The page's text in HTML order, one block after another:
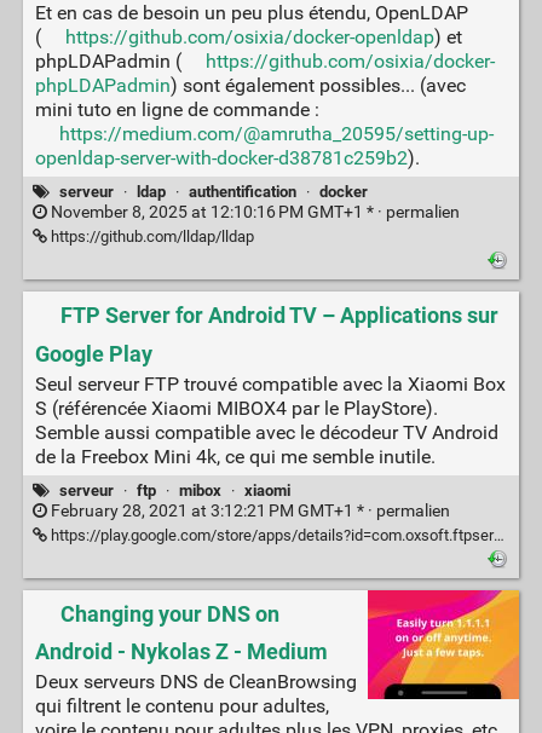
Et en cas de besoin un peu plus étendu, OpenLDAP
(
https://github.com/osixia/docker-openldap) et
phpLDAPadmin (
https://github.com/osixia/docker-
phpLDAPadmin) sont également possibles... (avec
mini tuto en ligne de commande :
https://medium.com/@amrutha_20595/setting-up-
openldap-server-with-docker-d38781c259b2).
serveur · ldap · authentification · docker
November 8, 2025 at 12:10:16 PM GMT+1 * · permalien
https://github.com/lldap/lldap
FTP Server for Android TV – Applications sur
Google Play
Seul serveur FTP trouvé compatible avec la Xiaomi Box
S (référencée Xiaomi MIBOX4 par le PlayStore).
Semble aussi compatible avec le décodeur TV Android
de la Freebox Mini 4k, ce qui me semble inutile.
serveur · ftp · mibox · xiaomi
February 28, 2021 at 3:12:21 PM GMT+1 * · permalien
https://play.google.com/store/apps/details?id=com.oxsoft.ftpserver
Changing your DNS on
Android - Nykolas Z - Medium
Deux serveurs DNS de CleanBrowsing
qui filtrent le contenu pour adultes,